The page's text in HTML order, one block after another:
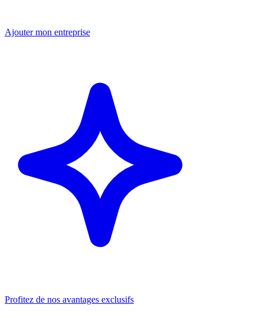
Ajouter mon entreprise
Profitez de nos avantages exclusifs